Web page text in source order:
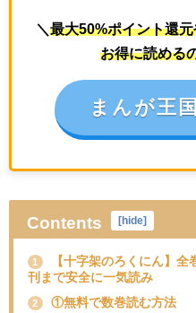
＼ 最大50%ポイント還
お得に読める
まんが王
Contents [hide]
1
【十字架のろくにん】全
刊まで安全に一気読み
2 ①無料で数巻読む方法